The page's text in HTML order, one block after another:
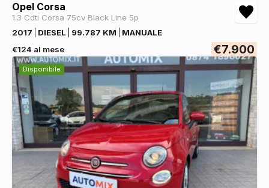
Opel Corsa
1.3 Cdti Corsa 75cv Black Line 5p
2017
DIESEL 99.787 KM
MANUALE
€124 al mese
€7.900
Disponibile